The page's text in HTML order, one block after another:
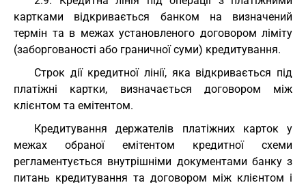
картками відкривається банком на визначений
термін та в межах установленого договором ліміту
(заборгованості або граничної суми) кредитування.
Строк дії кредитної лінії, яка відкривається під
платіжні картки, визначається договором між
клієнтом та емітентом.
Кредитування держателів платіжних карток у
межах обраної емітентом кредитної схеми
регламентується внутрішніми документами банку з
питань кредитування та договором між клієнтом і